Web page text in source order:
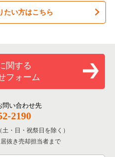
売却物件の案件一覧
覧
の案件一覧
売却物件の案件一覧
の案件一覧
売却物件の案件一覧
抜き売却物件の案件一覧
案件一覧
の居抜き売却物件の案件一覧
案件一覧
案件一覧
の案件一覧
たい方はこちら
関する
フォーム
問い合わせ先
2190
・日・祝祭日を除く）
抜き売却担当者まで